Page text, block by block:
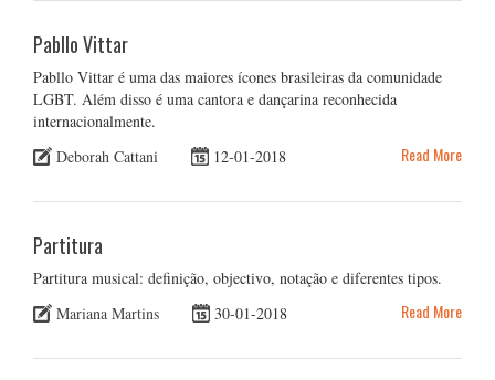
Pabllo Vittar
Pabllo Vittar é uma das maiores ícones brasileiras da comunidade
LGBT. Além disso é uma cantora e dançarina reconhecida
internacionalmente.
Deborah Cattani
12-01-2018 Read More
Partitura
Partitura musical: definição, objectivo, notação e diferentes tipos.
Mariana Martins
30-01-2018 Read More